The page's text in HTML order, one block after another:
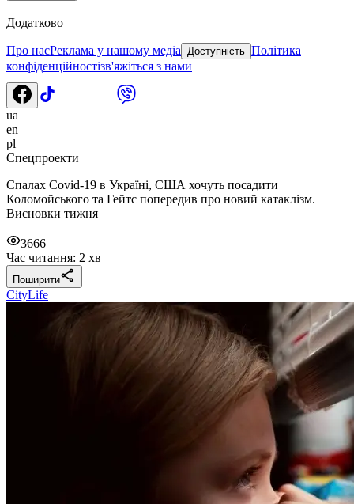
Додатково
Про насРеклама у нашому медіа Доступність Політика
конфіденційностізв'яжіться з нами
ua
en
pl
Спецпроекти
Спалах Covid-19 в Україні, США хочуть посадити
Коломойського та Гейтс попередив про новий катаклізм.
Висновки тижня
3666
Час читання: 2 хв
Поширити
CityLife